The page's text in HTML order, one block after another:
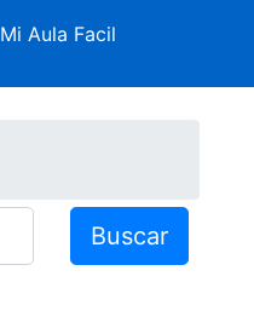
Mi Aula Facil
Buscar